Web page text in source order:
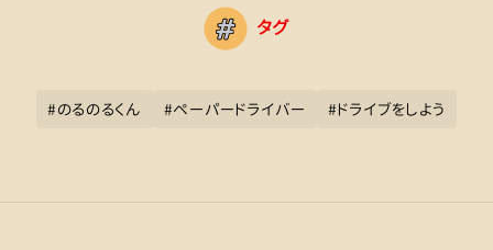
タグ
#のるのるくん #ペーパードライバー #ドライブをしよう